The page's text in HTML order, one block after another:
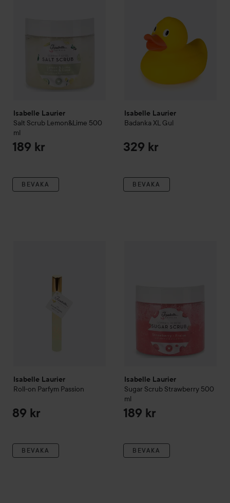
Isabelle Laurier
Salt Scrub Lemon&Lime 500
ml
189 kr
BEVAKA
Isabelle Laurier
Badanka XL Gul
329 kr
BEVAKA
Isabelle Laurier
Roll-on Parfym Passion
89 kr
BEVAKA
Isabelle Laurier
Sugar Scrub Strawberry 500
ml
189 kr
BEVAKA